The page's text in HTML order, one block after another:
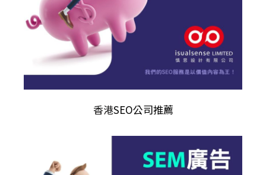
香港SEO公司推薦